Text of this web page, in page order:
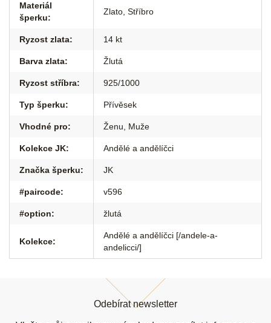
Materiál
šperku:
Zlato, Stříbro
Ryzost zlata: 14 kt
Barva zlata: Žlutá
Ryzost stříbra: 925/1000
Typ šperku: Přívěsek
Vhodné pro: Ženu Muže
Kolekce JK: Andělé a andělíčci
Značka šperku: JK
#paircode: v596
#option: žlutá
Kolekce:
Andělé a andělíčci [/andele-a-
andelicci/]
Odebírat newsletter